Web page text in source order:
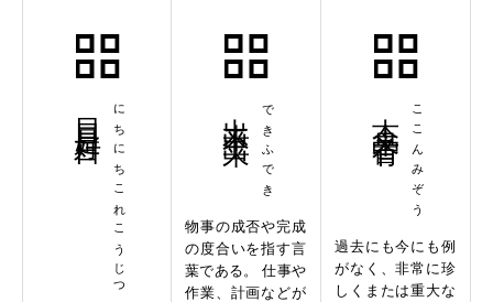
にちにちこれこうじつ できふでき
物事の成否や完成
の度合いを指す言
葉である。 仕事や
作業、計画などが
ここんみぞう
過去にも今にも例
がなく、非常に珍
しくまたは重大な